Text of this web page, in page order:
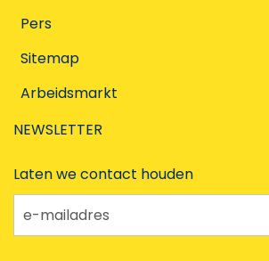
Pers
Sitemap
Arbeidsmarkt
NEWSLETTER
Laten we contact houden
e-mailadres